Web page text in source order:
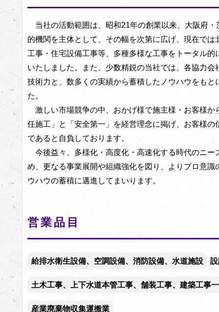
当社の活動範囲は、昭和21年の創業以来、大阪府・
的機関を主体として、その幅を次第に広げ、現在で
工事・住宅設備工事等、多種多様な工事をトータル
いたしました。また、少数精鋭の当社では、各協力
技術力と、数多くの実績から蓄積したノウハウをもと
た。
激しい市場競争の中、おかげ様で施主様・お客様か
任施工」と「安全第一」を経営理念に掲げ、お客様
であると自負しております。
今後益々、多様化・高度化・高速化する時代のニー
め、更なる事業展開や組織強化を図り、よりプロ意
ウハウの蓄積に邁進してまいります。
営業品目
給排水衛生設備、空調設備、消防設備、水道施設
土木工事、上下水道本管工事、舗装工事、建築工事
産業廃棄物収集運搬業